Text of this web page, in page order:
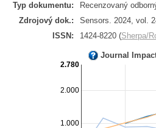
Typ dokumentu:
Recenzovaný
Zdrojový dok.:
Sensors. 2024, vol.
ISSN:
1424-8220 (Sherpa/
Journal
1.000
2.000
2.780